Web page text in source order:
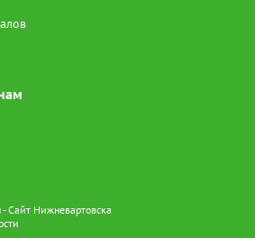
Нижневартовска